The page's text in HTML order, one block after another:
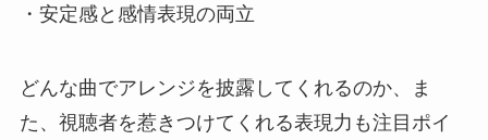
・安定感と感情表現の両立
どんな曲でアレンジを披露してくれるのか、ま
た、視聴者を惹きつけてくれる表現力も注目ポイ